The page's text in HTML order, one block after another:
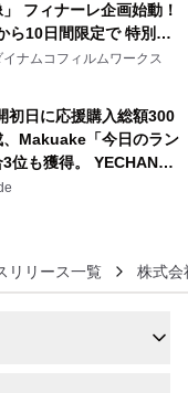
フィナーレ企画始動！
ら10日間限定で 特別映
GUNDAM Statue ―
―』を上映！
ナムコフィルムワークス
初日に応援購入総額300
、Makuake「今日のラン
位も獲得。 YECHAN音
ウル第2弾の大型サイ
3XL）を先行販売中
リリース一覧 株式会